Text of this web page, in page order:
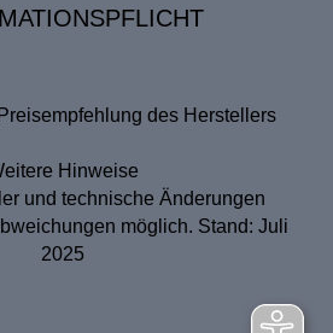
des Herstellers
Hinweise
und technische Änderungen
möglich. Stand: Juli
2025